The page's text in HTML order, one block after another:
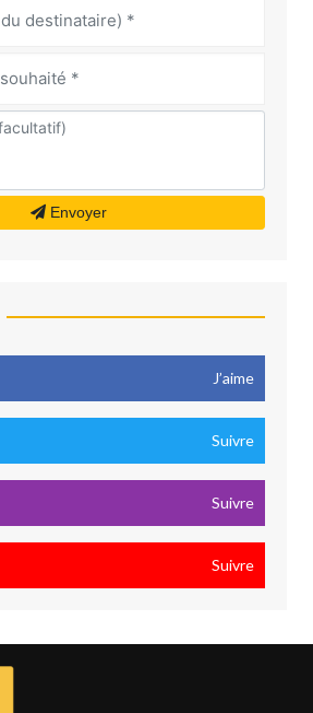
Envoyer
J’aime
Suivre
Suivre
Suivre